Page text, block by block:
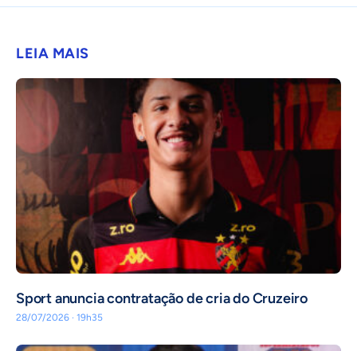
LEIA MAIS
Sport anuncia contratação de cria do Cruzeiro
28/07/2026 · 19h35